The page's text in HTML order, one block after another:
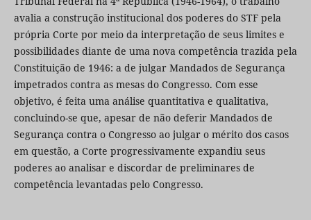
avalia a construção institucional dos poderes do STF pela
própria Corte por meio da interpretação de seus limites e
possibilidades diante de uma nova competência trazida pela
Constituição de 1946: a de julgar Mandados de Segurança
impetrados contra as mesas do Congresso. Com esse
objetivo, é feita uma análise quantitativa e qualitativa,
concluindo-se que, apesar de não deferir Mandados de
Segurança contra o Congresso ao julgar o mérito dos casos
em questão, a Corte progressivamente expandiu seus
poderes ao analisar e discordar de preliminares de
competência levantadas pelo Congresso.